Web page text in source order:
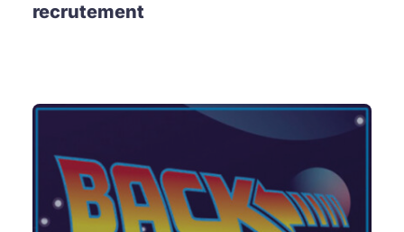
recrutement